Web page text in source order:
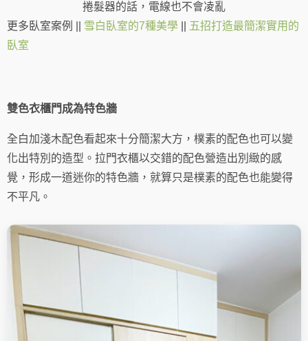
捲髮器的話，電線也不會凌亂
更多臥室案例 || 雪白臥室的7種美學
五招打造最簡潔實用的
臥室
雙色衣櫃門成為特色牆
全白加淺木配色看起來十分簡潔大方，樸素的配色也可以變
化出特別的造型。拉門衣櫃以交錯的配色營造出別緻的感
覺，形成一道迷你的特色牆，就算只是樸素的配色也能變得
不平凡。